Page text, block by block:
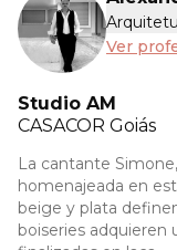
Ver
Studio AM
CASACOR Goiás
La cantante
homenajeada en
beige y plata
boiseries